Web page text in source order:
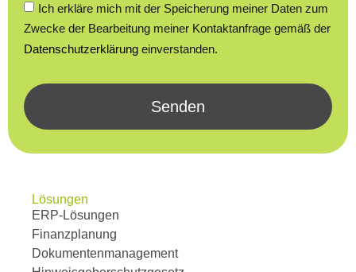
Ich erkläre mich mit der Speicherung meiner Daten zum
Zwecke der Bearbeitung meiner Kontaktanfrage gemäß der
Datenschutzerklärung einverstanden.
Senden
Lösungen
ERP-Lösungen
Finanzplanung
Dokumentenmanagement